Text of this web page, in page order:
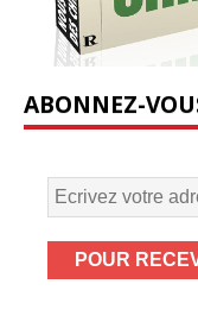
ABONNEZ-